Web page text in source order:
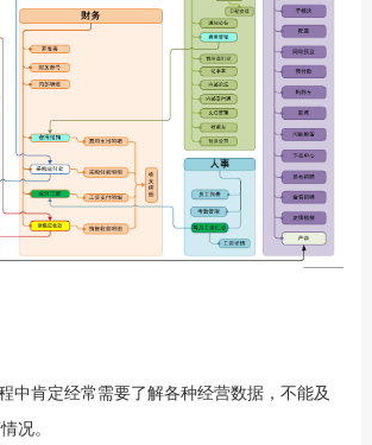
中肯定经常需要了解各种经营数据，不能及
况。